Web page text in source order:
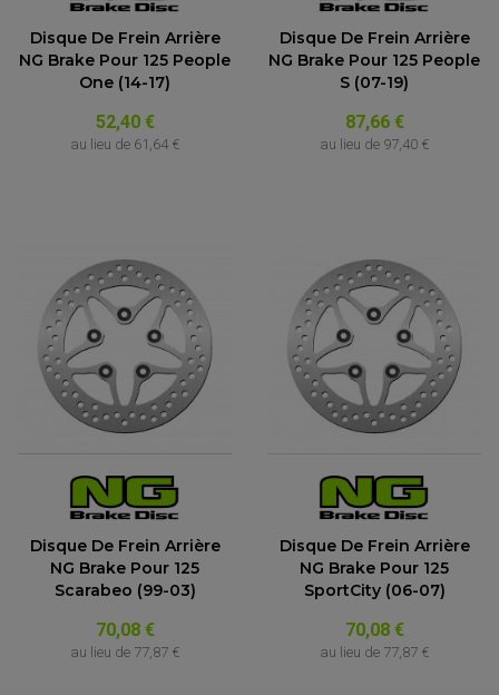
Disque De Frein Arrière
NG Brake Pour 125 People
One (14-17)
52,40 €
au lieu de 61,64 €
Disque De Frein Arrière
NG Brake Pour 125 People
S (07-19)
87,66 €
au lieu de 97,40 €
Disque De Frein Arrière
NG Brake Pour 125
Scarabeo (99-03)
70,08 €
au lieu de 77,87 €
Disque De Frein Arrière
NG Brake Pour 125
SportCity (06-07)
70,08 €
au lieu de 77,87 €